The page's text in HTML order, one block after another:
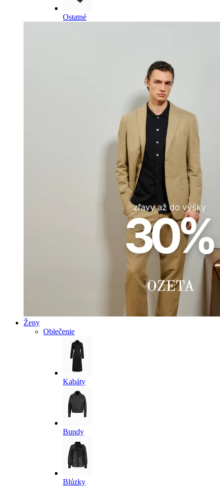
Ostatné
Ženy
Oblečenie
Kabáty
Bundy
Blúzky